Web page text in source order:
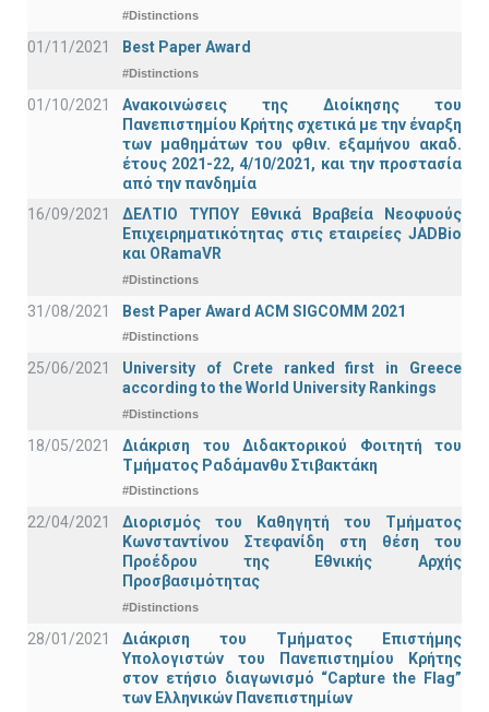
#Distinctions
01/11/2021 Best Paper Award
#Distinctions
01/10/2021
Ανακοινώσεις της Διοίκησης του
Πανεπιστημίου Κρήτης σχετικά με την έναρξη
των μαθημάτων του φθιν. εξαμήνου ακαδ.
έτους 2021-22, 4/10/2021, και την προστασία
από την πανδημία
16/09/2021
ΔΕΛΤΙΟ ΤΥΠΟΥ Εθνικά Βραβεία Νεοφυούς
Επιχειρηματικότητας στις εταιρείες JADBio
και ORamaVR
#Distinctions
31/08/2021 Best Paper Award ACM SIGCOMM 2021
#Distinctions
25/06/2021
University of Crete ranked first in Greece
according to the World University Rankings
#Distinctions
18/05/2021
Διάκριση του Διδακτορικού Φοιτητή του
Τμήματος Ραδάμανθυ Στιβακτάκη
#Distinctions
22/04/2021
Διορισμός του Καθηγητή του Τμήματος
Κωνσταντίνου Στεφανίδη στη θέση του
Προέδρου της Εθνικής Αρχής
Προσβασιμότητας
#Distinctions
28/01/2021
Διάκριση του Τμήματος Επιστήμης
Υπολογιστών του Πανεπιστημίου Κρήτης
στον ετήσιο διαγωνισμό “Capture the Flag”
των Ελληνικών Πανεπιστημίων